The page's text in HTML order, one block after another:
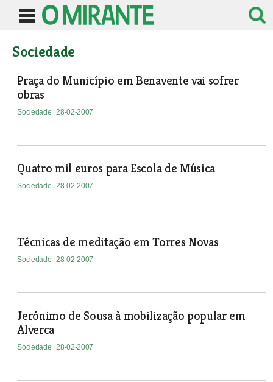
Sociedade
Praça do Município em Benavente vai sofrer
obras
Sociedade | 28-02-2007
Quatro mil euros para Escola de Música
Sociedade | 28-02-2007
Técnicas de meditação em Torres Novas
Sociedade | 28-02-2007
Jerónimo de Sousa à mobilização popular em
Alverca
Sociedade | 28-02-2007